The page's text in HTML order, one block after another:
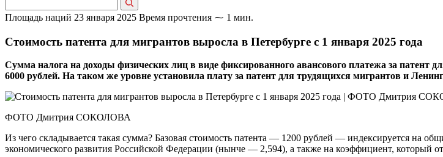
Площадь наций 23 января 2025 Время прочтения ⁓ 1 мин.
Стоимость патента для мигрантов выросла в Петербурге с 1 января 2025 года
Сумма налога на доходы физических лиц в виде фиксированного авансового платежа за патент
6000 рублей. На таком же уровне установила плату за патент для трудящихся мигрантов и
ФОТО Дмитрия СОКОЛОВА
Из чего складывается такая сумма? Базовая стоимость патента — 1200 рублей — индексируется на
экономического развития Российской Федерации (нынче — 2,594), а также на коэффициент, который